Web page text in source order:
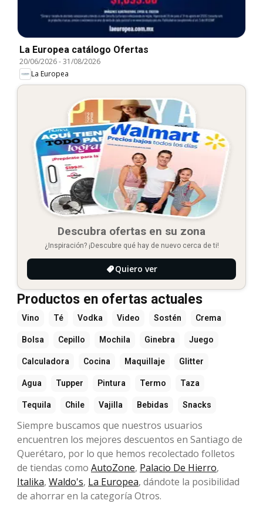
La Europea catálogo Ofertas
20/06/2026-31/08/2026
La Europea
Descubra ofertas en su zona
¿Inspiración? ¡Descubre qué hay de nuevo cerca de ti!
Quiero ver
Productos en ofertas actuales
Vino Té Vodka Video Sostén Crema
Bolsa Cepillo Mochila Ginebra Juego
Calculadora Cocina Maquillaje Glitter
Agua Tupper Pintura Termo Taza
Tequila Chile Vajilla Bebidas Snacks
Siempre buscamos que nuestros usuarios
encuentren los mejores descuentos en Santiago de
Querétaro, por lo que hemos recolectado folletos
de tiendas como AutoZone, Palacio De Hierro,
Italika, Waldo's, La Europea, dándote la posibilidad
de ahorrar en la categoría Otros.